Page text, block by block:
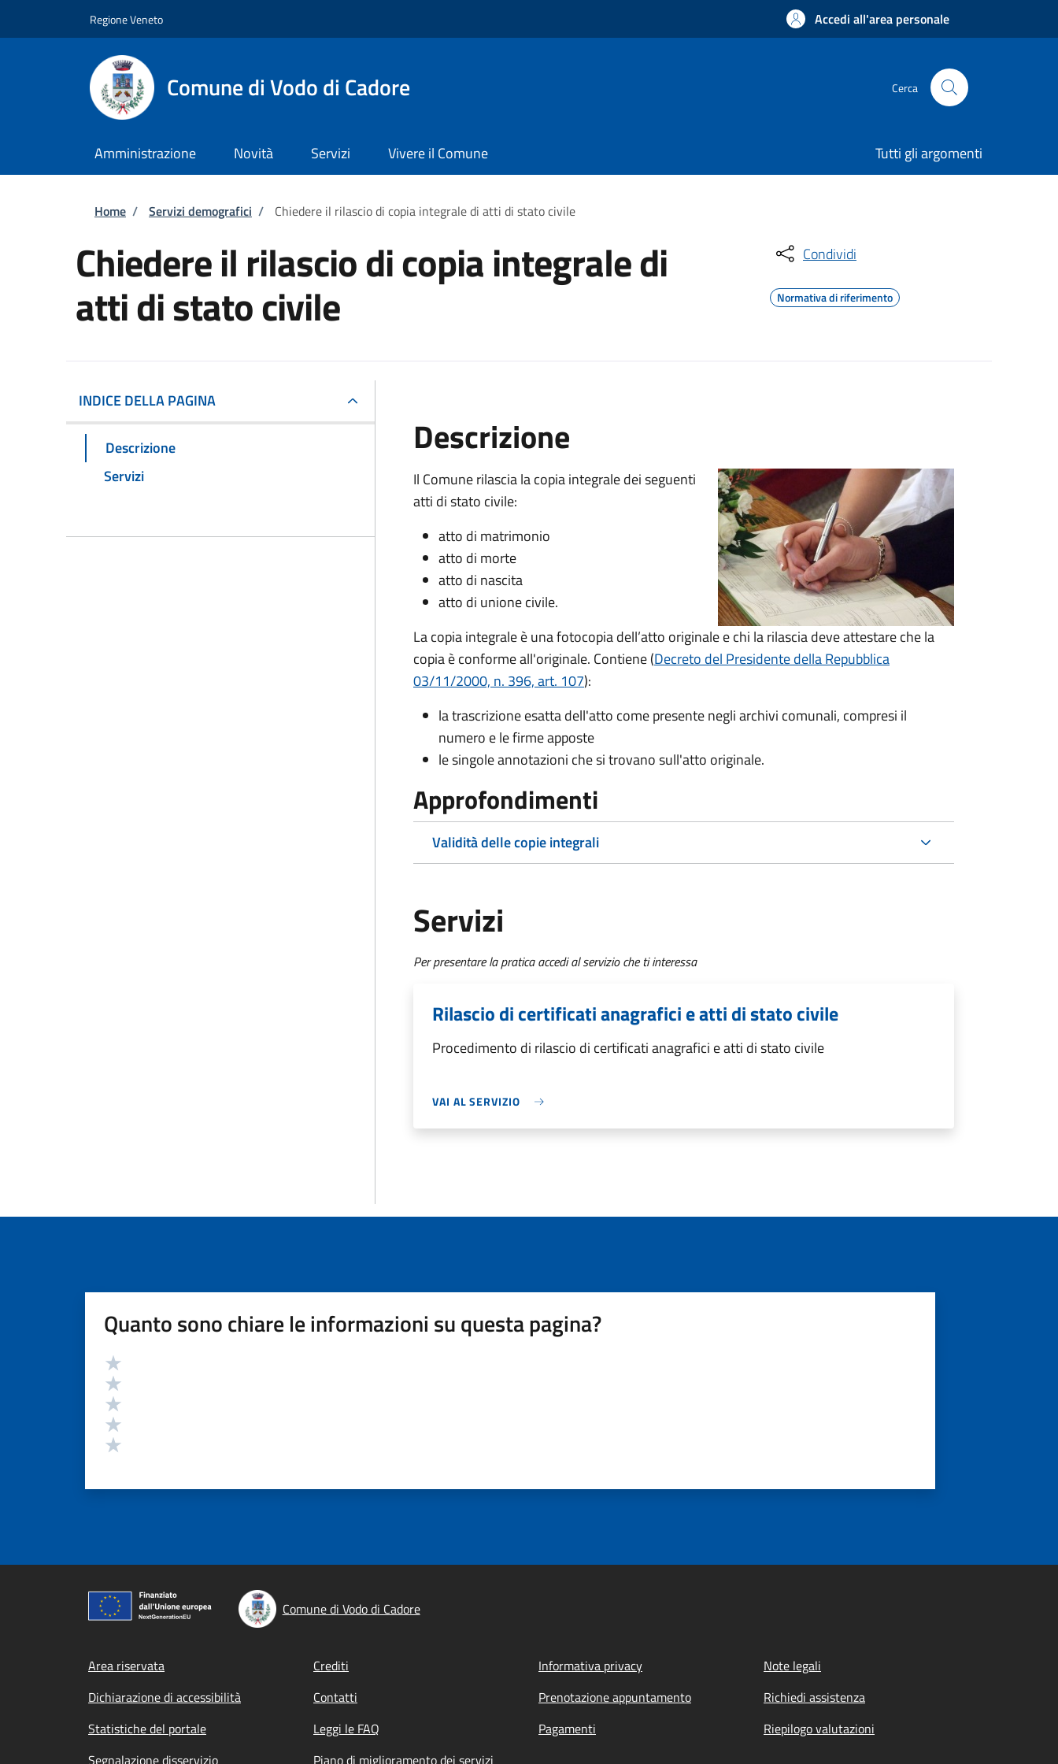
Regione Veneto Accedi all'area personale
Comune di Vodo di Cadore Cerca
Amministrazione Novità Servizi Vivere il Comune Tutti gli argomenti
Briciole di pane
Home / Servizi demografici / Chiedere il rilascio di copia integrale di atti di stato civile
Chiedere il rilascio di copia integrale di
atti di stato civile
Condividi
Normativa di riferimento
INDICE DELLA PAGINA
Descrizione
Servizi
Descrizione
Il Comune rilascia la copia integrale dei seguenti
atti di stato civile:
atto di matrimonio
atto di morte
atto di nascita
atto di unione civile.
La copia integrale è una fotocopia dell’atto originale e chi la rilascia deve attestare che la
copia è conforme all'originale. Contiene (Decreto del Presidente della Repubblica
03/11/2000, n. 396, art. 107):
la trascrizione esatta dell'atto come presente negli archivi comunali, compresi il
numero e le firme apposte
le singole annotazioni che si trovano sull'atto originale.
Approfondimenti
Validità delle copie integrali
Servizi
Per presentare la pratica accedi al servizio che ti interessa
Rilascio di certificati anagrafici e atti di stato civile
Procedimento di rilascio di certificati anagrafici e atti di stato civile
VAI AL SERVIZIO
Quanto sono chiare le informazioni su questa pagina?
Valutazione
Comune di Vodo di Cadore
Footer menu
Area riservata Crediti Informativa privacy
Note legali
Dichiarazione di accessibilità
Contatti Prenotazione appuntamento
Richiedi assistenza
Statistiche del portale
Leggi le FAQ Pagamenti
Riepilogo valutazioni
Segnalazione disservizio
Piano di miglioramento dei servizi